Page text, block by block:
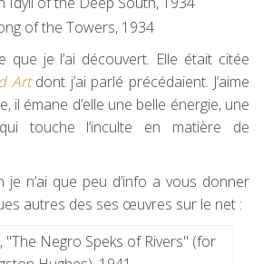
que je l’ai découvert. Elle était citée
Artdont j’ai parlé précédaient. J’aime
il émane d’elle une belle énergie, une
touche l’inculte en matière de
je n’ai que peu d’info a vous donner
autres des ses œuvres sur le net :